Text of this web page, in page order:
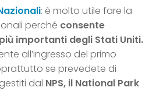
: è molto utile fare la
perché consente
importanti degli Stati Uniti.
all’ingresso del primo
se prevedete di
dal NPS, il National Park